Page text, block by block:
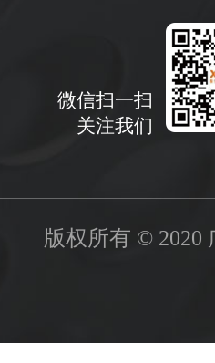
微信扫一扫
关注我们
版权所有 © 2020